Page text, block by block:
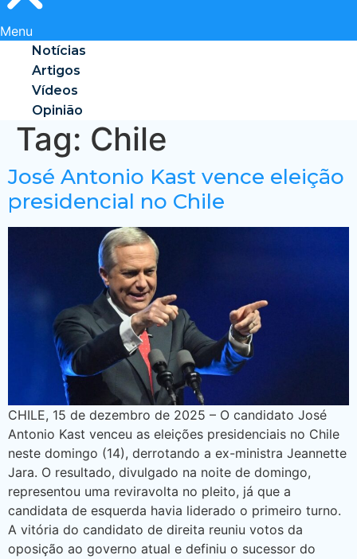
Menu
Notícias
Artigos
Vídeos
Opinião
Tag: Chile
José Antonio Kast vence eleição
presidencial no Chile
CHILE, 15 de dezembro de 2025 – O candidato José
Antonio Kast venceu as eleições presidenciais no Chile
neste domingo (14), derrotando a ex-ministra Jeannette
Jara. O resultado, divulgado na noite de domingo,
representou uma reviravolta no pleito, já que a
candidata de esquerda havia liderado o primeiro turno.
A vitória do candidato de direita reuniu votos da
oposição ao governo atual e definiu o sucessor do